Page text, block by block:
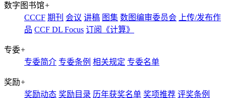
数字图书馆+
CCCF 期刊 会议 讲稿 图集 数图编审委员会
上传/发布作
品 CCF DL Focus 订阅《计算》
专委+
专委简介 专委条例 相关规定 专委名单
奖励+
奖励动态 奖励目录 历年获奖名单 奖项推荐 评奖条例